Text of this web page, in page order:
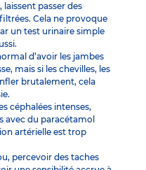
laissent passer des
Cela ne provoque
un test urinaire simple
d’avoir les jambes
mais si les chevilles, les
brutalement, cela
céphalées intenses,
avec du paracétamol
artérielle est trop
percevoir des taches